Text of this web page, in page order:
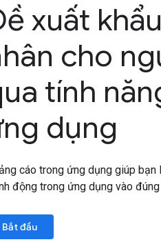
xuất
cho
tính
dụng
cáo trong ứng dụng giúp
động trong ứng dụng vào
Bắt đầu